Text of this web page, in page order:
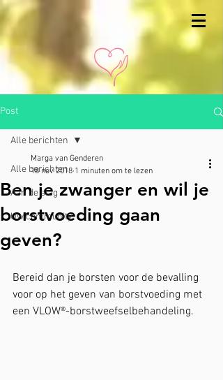
Post
Alle berichten
Aan de slag
Uw community
Alle berichten
Ben je zwanger en wil je
borstvoeding gaan
geven?
Marga van Genderen
18 nov 2018 1 minuten om te lezen
Bereid dan je borsten voor de bevalling
voor op het geven van borstvoeding met
een VLOW®-borstweefselbehandeling.